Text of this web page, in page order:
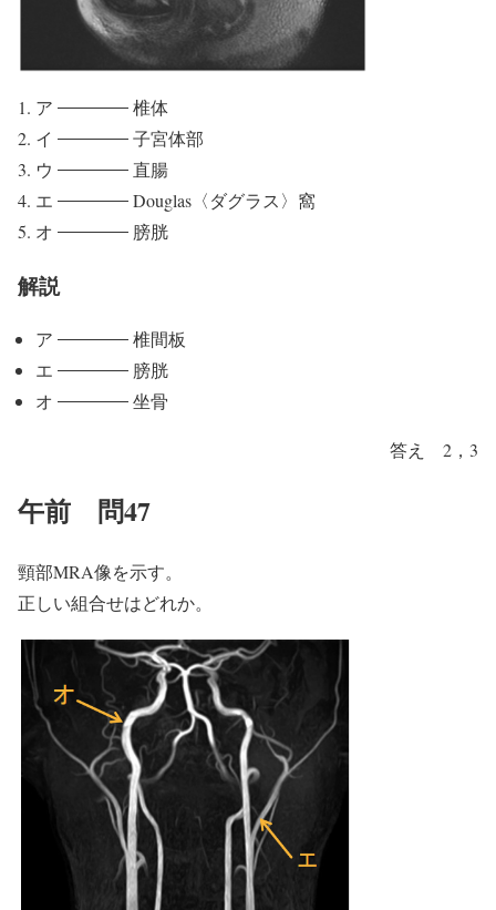
ア
椎体
イ
子宮体部
ウ
直腸
エ
Douglas〈ダグラス〉窩
オ
膀胱
解説
ア
椎間板
エ
膀胱
オ
坐骨
答え 2，3
午前 問47
頸部MRA像を示す。
正しい組合せはどれか。